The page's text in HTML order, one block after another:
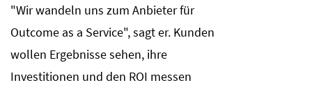
"Wir wandeln uns zum Anbieter für
Outcome as a Service", sagt er. Kunden
wollen Ergebnisse sehen, ihre
Investitionen und den ROI messen